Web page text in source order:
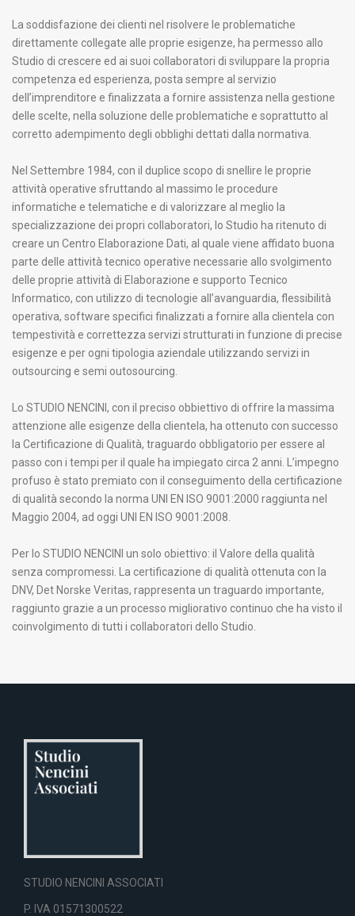
La soddisfazione dei clienti nel risolvere le problematiche
direttamente collegate alle proprie esigenze, ha permesso allo
Studio di crescere ed ai suoi collaboratori di sviluppare la propria
competenza ed esperienza, posta sempre al servizio
dell’imprenditore e finalizzata a fornire assistenza nella gestione
delle scelte, nella soluzione delle problematiche e soprattutto al
corretto adempimento degli obblighi dettati dalla normativa.
Nel Settembre 1984, con il duplice scopo di snellire le proprie
attività operative sfruttando al massimo le procedure
informatiche e telematiche e di valorizzare al meglio la
specializzazione dei propri collaboratori, lo Studio ha ritenuto di
creare un Centro Elaborazione Dati, al quale viene affidato buona
parte delle attività tecnico operative necessarie allo svolgimento
delle proprie attività di Elaborazione e supporto Tecnico
Informatico, con utilizzo di tecnologie all’avanguardia, flessibilità
operativa, software specifici finalizzati a fornire alla clientela con
tempestività e correttezza servizi strutturati in funzione di precise
esigenze e per ogni tipologia aziendale utilizzando servizi in
outsourcing e semi outosourcing.
Lo STUDIO NENCINI, con il preciso obbiettivo di offrire la massima
attenzione alle esigenze della clientela, ha ottenuto con successo
la Certificazione di Qualità, traguardo obbligatorio per essere al
passo con i tempi per il quale ha impiegato circa 2 anni. L’impegno
profuso è stato premiato con il conseguimento della certificazione
di qualità secondo la norma UNI EN ISO 9001:2000 raggiunta nel
Maggio 2004, ad oggi UNI EN ISO 9001:2008.
Per lo STUDIO NENCINI un solo obiettivo: il Valore della qualità
senza compromessi. La certificazione di qualità ottenuta con la
DNV, Det Norske Veritas, rappresenta un traguardo importante,
raggiunto grazie a un processo migliorativo continuo che ha visto il
coinvolgimento di tutti i collaboratori dello Studio.
STUDIO NENCINI ASSOCIATI
P. IVA 01571300522